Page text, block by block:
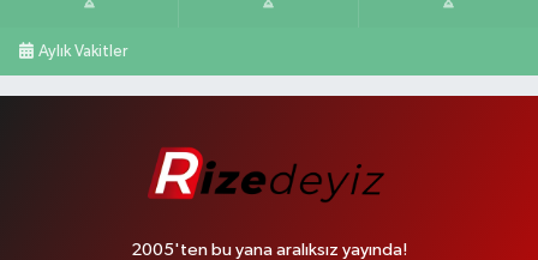
Aylık Vakitler
2005'ten bu yana aralıksız yayında!